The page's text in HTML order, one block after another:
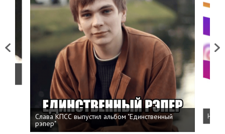
Previous
Слава КПСС выпустил альбом "Единственный
рэпер"
Next